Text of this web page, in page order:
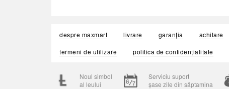
despre maxmart livrare garanția achitare
termeni de utilizare
politica de confidențialitate
Noul simbol
al leului
Serviciu suport
șase zile din săptamina